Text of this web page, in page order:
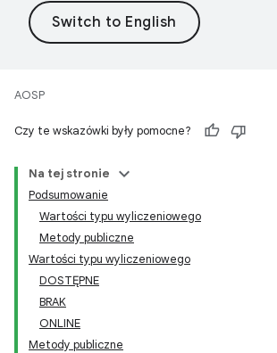
AOSP
Czy te wskazówki były pomocne?
Na tej stronie
Podsumowanie
Wartości typu wyliczeniowego
Metody publiczne
Wartości typu wyliczeniowego
DOSTĘPNE
BRAK
ONLINE
Metody publiczne